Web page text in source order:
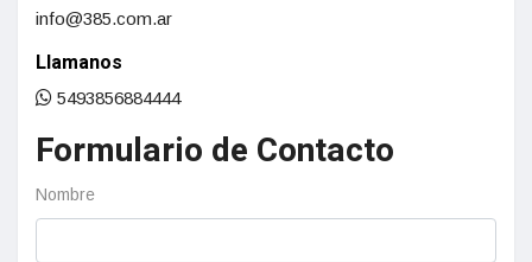
info@385.com.ar
Llamanos
5493856884444
Formulario de Contacto
Nombre